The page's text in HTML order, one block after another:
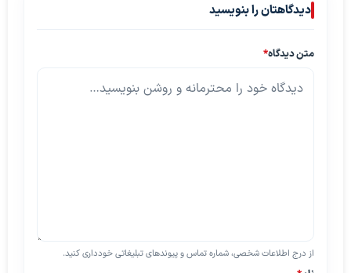
دیدگاهتان را بنویسید
متن دیدگاه*
از درج اطلاعات شخصی، شماره تماس و پیوندهای تبلیغاتی خودداری کنید.